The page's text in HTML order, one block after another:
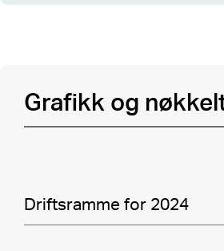
Utvid for fleresentrale
Grafikk og
Driftsramme for 2024